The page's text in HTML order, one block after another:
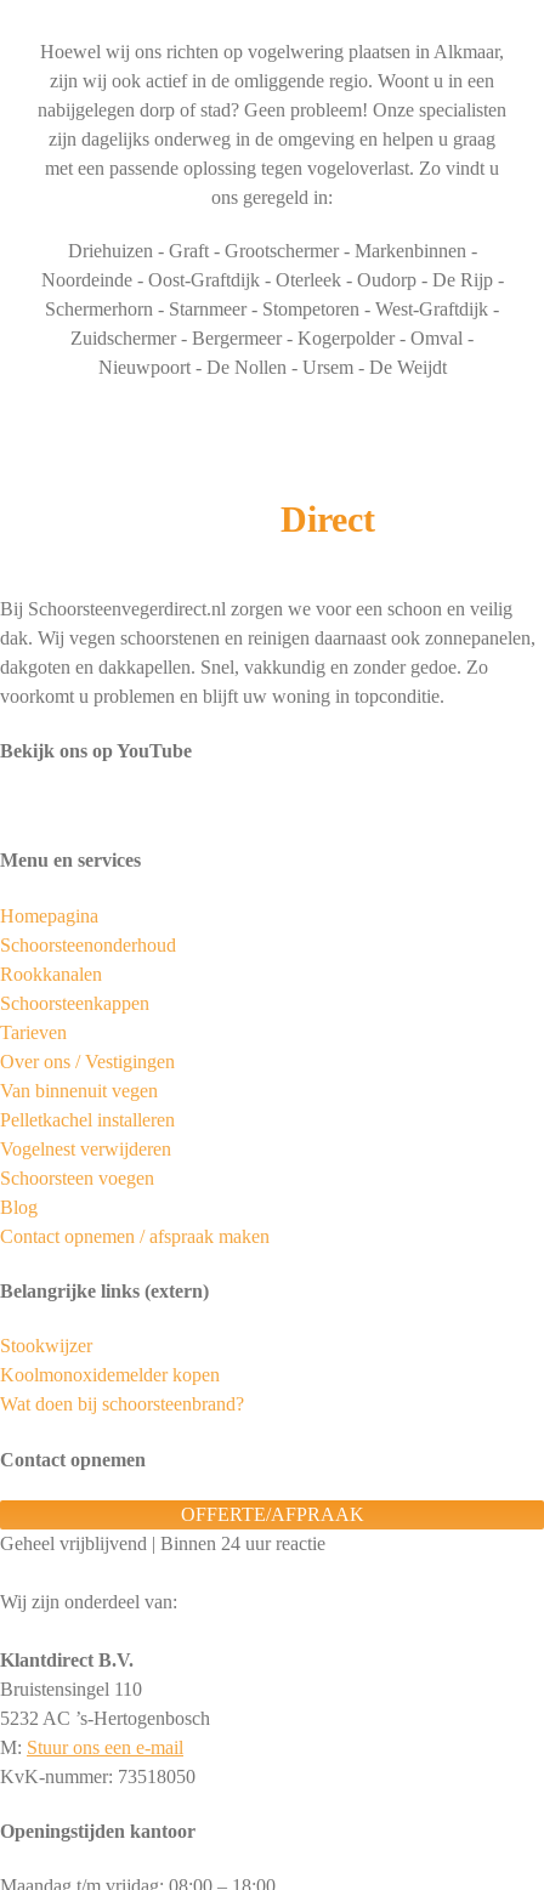
Hoewel wij ons richten op vogelwering plaatsen in Alkmaar,
zijn wij ook actief in de omliggende regio. Woont u in een
nabijgelegen dorp of stad? Geen probleem! Onze specialisten
zijn dagelijks onderweg in de omgeving en helpen u graag
met een passende oplossing tegen vogeloverlast. Zo vindt u
ons geregeld in:
Driehuizen - Graft - Grootschermer - Markenbinnen -
Noordeinde - Oost-Graftdijk - Oterleek - Oudorp - De Rijp -
Schermerhorn - Starnmeer - Stompetoren - West-Graftdijk -
Zuidschermer - Bergermeer - Kogerpolder - Omval -
Nieuwpoort - De Nollen - Ursem - De Weijdt
Direct
Bij Schoorsteenvegerdirect.nl zorgen we voor een schoon en veilig
dak. Wij vegen schoorstenen en reinigen daarnaast ook zonnepanelen,
dakgoten en dakkapellen. Snel, vakkundig en zonder gedoe. Zo
voorkomt u problemen en blijft uw woning in topconditie.
Bekijk ons op YouTube
Menu en services
Homepagina
Schoorsteenonderhoud
Rookkanalen
Schoorsteenkappen
Tarieven
Over ons /Vestigingen
Van binnenuit vegen
Pelletkachel installeren
Vogelnest verwijderen
Schoorsteen voegen
Blog
Contact opnemen / afspraak maken
Belangrijke links (extern)
Stookwijzer
Koolmonoxidemelder kopen
Wat doen bij schoorsteenbrand?
Contact opnemen
OFFERTE/AFPRAAK
Geheel vrijblijvend | Binnen 24 uur reactie
Wij zijn onderdeel van:
Klantdirect B.V.
Bruistensingel 110
5232 AC ’s-Hertogenbosch
M: Stuur ons een e-mail
KvK-nummer: 73518050
Openingstijden kantoor